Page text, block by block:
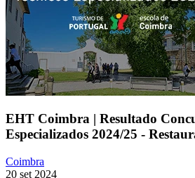
EHT Coimbra | Resultado
Especializados 2024/25 -
Coimbra
20 set 2024